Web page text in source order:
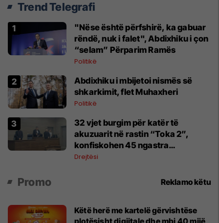
Trend Telegrafi
"Nëse është përfshirë, ka gabuar
rëndë, nuk i falet", Abdixhiku i çon
“selam” Përparim Ramës
Politikë
Abdixhiku i mbijetoi nismës së
shkarkimit, flet Muhaxheri
Politikë
32 vjet burgim për katër të
akuzuarit në rastin “Toka 2”,
konfiskohen 45 ngastra
kadastrale
Drejtësi
Promo Reklamo këtu
Këtë herë me kartelë gërvishtëse